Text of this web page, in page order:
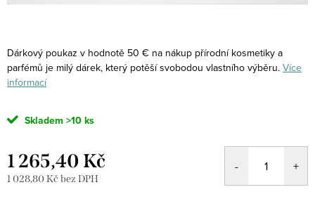
Dárkový poukaz v hodnotě 50 € na nákup přírodní kosmetiky a
parfémů je milý dárek, který potěší svobodou vlastního výběru. Více
informací
Skladem >10 ks
1 265,40 Kč
1 028,80 Kč bez DPH